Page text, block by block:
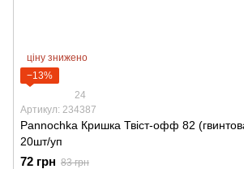
ціну знижено
−13%
24
Артикул: 234387
Pannochka Кришка Твіст-офф 82
20шт/уп
72 грн 83 грн